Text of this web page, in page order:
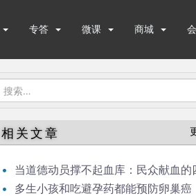
专答 微课 商城
搜
：
相关文章
当道德动员撑不起血库：民众献血的
碍
多生小孩和吃避孕药都能预防卵巢癌